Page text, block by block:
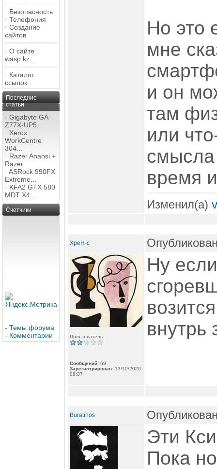
· Безопасность
· Телефония
· Создание
сайтов
· О сайте
wasp.kz...
· Каталог
ссылок
Последние
статьи
· Gigabyte GA-
Z77X-UP5...
· Xerox
WorkCentre
304...
· Razer Anansi +
Razer...
· ASRock 990FX
Extreme...
· KFA2 GTX 580
MDT X4 ...
Счетчики
- Темы форума
- Комментарии
Но это
мне
и он
там
или
смысла
время
Изменил(а)
XpeH-c
Пользователь
Сообщений: 69
Зарегистрирован: 13/10/2020
08:37
Ну
внутрь
Buratinos
Эти
Пока